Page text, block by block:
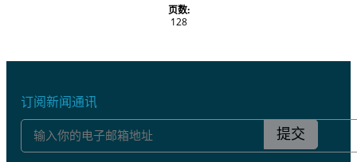
页数:
128
订阅新闻通讯
提交